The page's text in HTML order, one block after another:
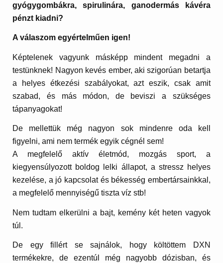
gyógygombákra, spirulinára, ganodermás kávéra
pénzt kiadni?
A válaszom egyértelműen igen!
Képtelenek vagyunk másképp mindent megadni a
testünknek! Nagyon kevés ember, aki szigorúan betartja
a helyes étkezési szabályokat, azt eszik, csak amit
szabad, és más módon, de beviszi a szükséges
tápanyagokat!
De mellettük még nagyon sok mindenre oda kell
figyelni, ami nem termék egyik cégnél sem!
A megfelelő aktív életmód, mozgás sport, a
kiegyensúlyozott boldog lelki állapot, a stressz helyes
kezelése, a jó kapcsolat és békesség embertársainkkal,
a megfelelő mennyiségű tiszta víz stb!
Nem tudtam elkerülni a bajt, kemény két heten vagyok
túl.
De egy fillért se sajnálok, hogy költöttem DXN
termékekre, de ezentúl még nagyobb dózisban, és